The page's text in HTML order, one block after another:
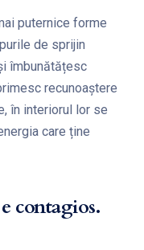
puternice forme
de sprijin
îmbunătățesc
recunoaștere
în interiorul lor se
care ține
contagios.